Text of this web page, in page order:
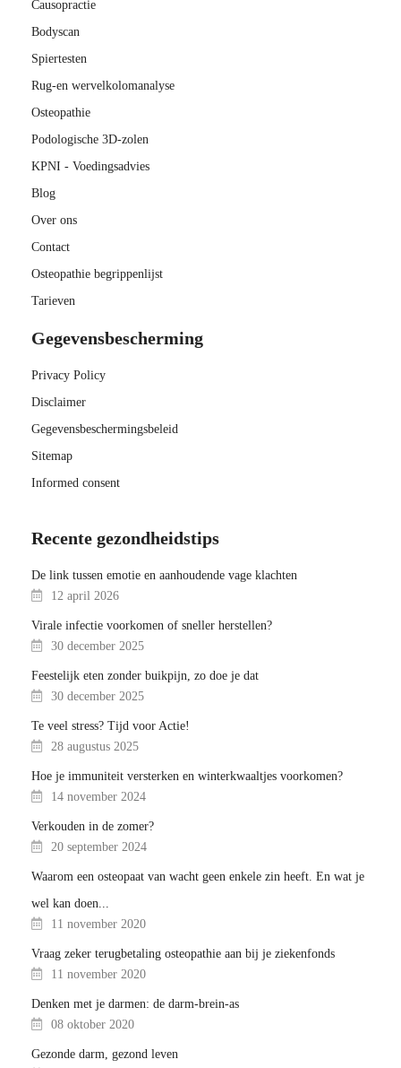
Causopractie
Bodyscan
Spiertesten
Rug-en wervelkolomanalyse
Osteopathie
Podologische 3D-zolen
KPNI - Voedingsadvies
Blog
Over ons
Contact
Osteopathie begrippenlijst
Tarieven
Gegevensbescherming
Privacy Policy
Disclaimer
Gegevensbeschermingsbeleid
Sitemap
Informed consent
Recente gezondheidstips
De link tussen emotie en aanhoudende vage klachten
12 april 2026
Virale infectie voorkomen of sneller herstellen?
30 december 2025
Feestelijk eten zonder buikpijn, zo doe je dat
30 december 2025
Te veel stress? Tijd voor Actie!
28 augustus 2025
Hoe je immuniteit versterken en winterkwaaltjes voorkomen?
14 november 2024
Verkouden in de zomer?
20 september 2024
Waarom een osteopaat van wacht geen enkele zin heeft. En wat je
wel kan doen...
11 november 2020
Vraag zeker terugbetaling osteopathie aan bij je ziekenfonds
11 november 2020
Denken met je darmen: de darm-brein-as
08 oktober 2020
Gezonde darm, gezond leven